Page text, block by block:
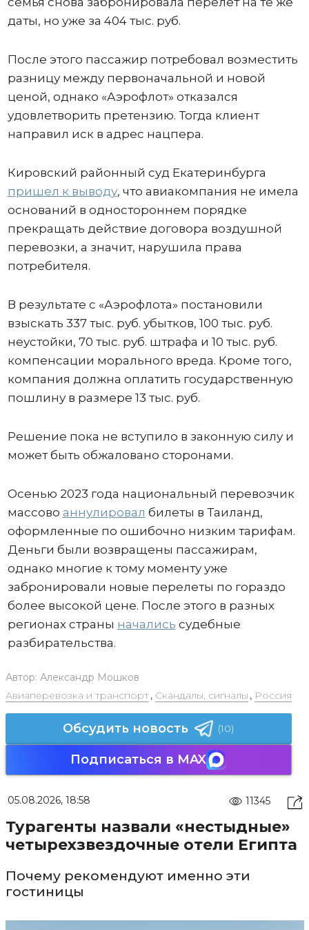
даты, но уже за 404 тыс. руб.
После этого пассажир потребовал возместить
разницу между первоначальной и новой
ценой, однако «Аэрофлот» отказался
удовлетворить претензию. Тогда клиент
направил иск в адрес нацпера.
Кировский районный суд Екатеринбурга
пришел к выводу, что авиакомпания не имела
оснований в одностороннем порядке
прекращать действие договора воздушной
перевозки, а значит, нарушила права
потребителя.
В результате с «Аэрофлота» постановили
взыскать 337 тыс. руб. убытков, 100 тыс. руб.
неустойки, 70 тыс. руб. штрафа и 10 тыс. руб.
компенсации морального вреда. Кроме того,
компания должна оплатить государственную
пошлину в размере 13 тыс. руб.
Решение пока не вступило в законную силу и
может быть обжаловано сторонами.
Осенью 2023 года национальный перевозчик
массово аннулировал билеты в Таиланд,
оформленные по ошибочно низким тарифам.
Деньги были возвращены пассажирам,
однако многие к тому моменту уже
забронировали новые перелеты по гораздо
более высокой цене. После этого в разных
регионах страны начались судебные
разбирательства.
Автор: Александр Мошков
Авиаперевозка и транспорт, Скандалы, сигналы , Россия
Обсудить новость (10)
Подписаться в MAX
05.08.2026, 18:58 11345
Турагенты назвали «нестыдные»
четырехзвездочные отели Египта
Почему рекомендуют именно эти
гостиницы